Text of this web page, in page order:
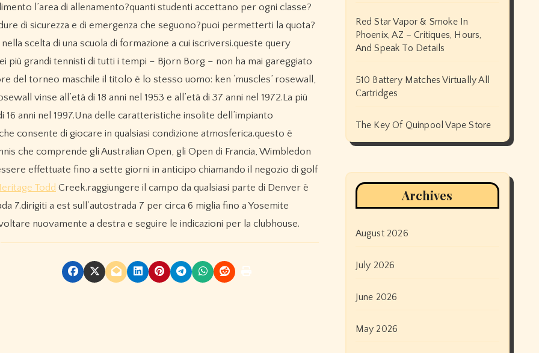
l’area di allenamento?quanti studenti accettano per ogni classe?
di sicurezza e di emergenza che seguono?puoi permetterti la quota?
scelta di una scuola di formazione a cui iscriversi.queste query
più grandi tennisti di tutti i tempi – Bjorn Borg – non ha mai gareggiato
del torneo maschile il titolo è lo stesso uomo: ken ‘muscles’ rosewall,
vinse all’età di 18 anni nel 1953 e all’età di 37 anni nel 1972.La più
anni nel 1997.Una delle caratteristiche insolite dell’impianto
consente di giocare in qualsiasi condizione atmosferica.questo è
che comprende gli Australian Open, gli Open di Francia, Wimbledon
effettuate fino a sette giorni in anticipo chiamando il negozio di golf
Todd Creek.raggiungere il campo da qualsiasi parte di Denver è
7.dirigiti a est sull’autostrada 7 per circa 6 miglia fino a Yosemite
nuovamente a destra e seguire le indicazioni per la clubhouse.
Red Star Vapor & Smoke In
Phoenix, AZ – Critiques, Hours,
And Speak To Details
510 Battery Matches Virtually All
Cartridges
The Key Of Quinpool Vape Store
Archives
August 2026
July 2026
June 2026
May 2026